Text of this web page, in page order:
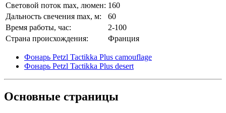
Световой поток max, люмен: 160
Дальность свечения max, м:
60
Время работы, час:
2-100
Страна происхождения:
Франция
Фонарь Petzl Tactikka Plus camouflage
Фонарь Petzl Tactikka Plus desert
Основные страницы